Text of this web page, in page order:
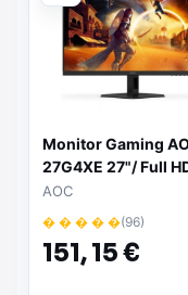
Monitor Gaming
27G4XE 27"/ Full
0.5ms/ 180Hz/ IPS/
Multimedia/ Negro
AOC
� � � � �(96)
151,15 €